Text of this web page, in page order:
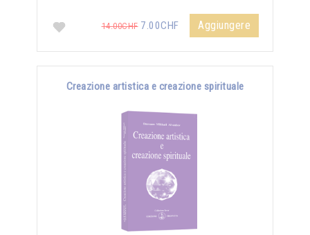
14.00CHF7.00CHF Aggiungere
Creazione artistica e creazione spirituale